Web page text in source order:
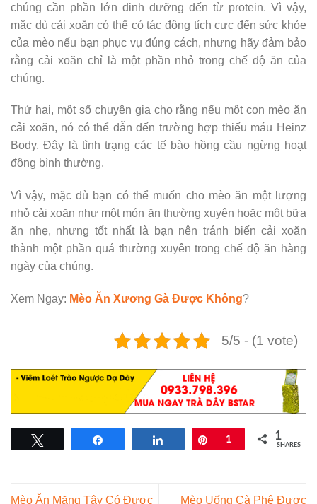
chúng cần phần lớn dinh dưỡng đến từ protein. Vì vậy,
mặc dù cải xoăn có thể có tác động tích cực đến sức khỏe
của mèo nếu bạn phục vụ đúng cách, nhưng hãy đảm bảo
rằng cải xoăn chỉ là một phần nhỏ trong chế độ ăn của
chúng.
Thứ hai, một số chuyên gia cho rằng nếu một con mèo ăn
cải xoăn, nó có thể dẫn đến trường hợp thiếu máu Heinz
Body. Đây là tình trạng các tế bào hồng cầu ngừng hoạt
động bình thường.
Vì vậy, mặc dù bạn có thể muốn cho mèo ăn một lượng
nhỏ cải xoăn như một món ăn thường xuyên hoặc một bữa
ăn nhẹ, nhưng tốt nhất là bạn nên tránh biến cải xoăn
thành một phần quá thường xuyên trong chế độ ăn hàng
ngày của chúng.
Xem Ngay: Mèo Ăn Xương Gà Được Không?
5/5 - (1 vote)
Pin
1 1
SHARES
Mèo Ăn Măng Tây Có Được Mèo Uống Cà Phê Được